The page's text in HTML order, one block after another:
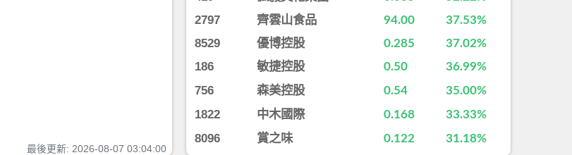
最後更新: 2026-08-07 03:04:00
2797 齊雲山食品 94.00 37.53%
8529 優博控股 0.285 37.02%
186 敏捷控股 0.50 36.99%
756 森美控股 0.54 35.00%
1822 中木國際 0.168 33.33%
8096 賞之味 0.122 31.18%